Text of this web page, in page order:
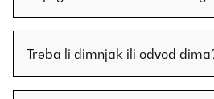
Treba li dimnjak ili odvod